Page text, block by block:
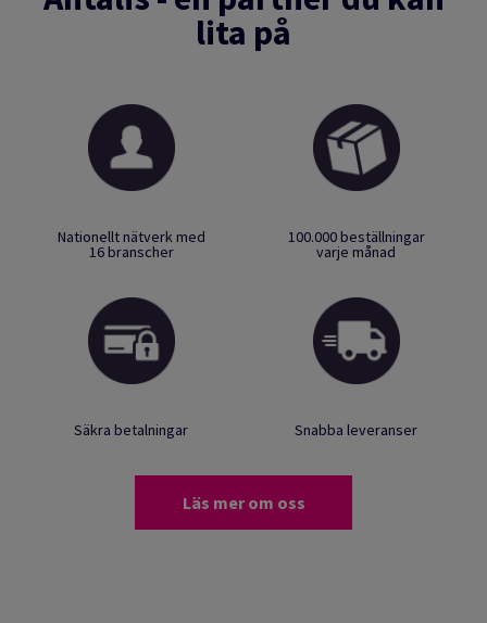
lita på
Nationellt nätverk med
16 branscher
100.000 beställningar
varje månad
Säkra betalningar Snabba leveranser
Läs mer om oss